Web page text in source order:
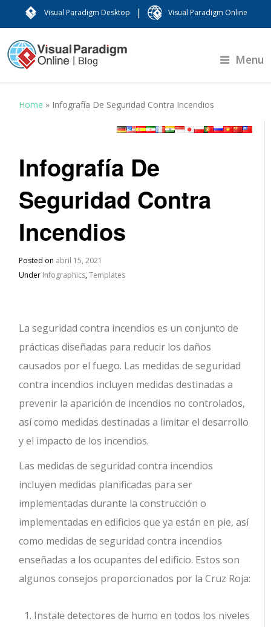
Visual Paradigm Desktop | Visual Paradigm Online
Menu
Home » Infografía De Seguridad Contra Incendios
Infografía De
Seguridad Contra
Incendios
Posted on abril 15, 2021
Under Infographics,Templates
La seguridad contra incendios es un conjunto de
prácticas diseñadas para reducir los daños
causados ​​por el fuego. Las medidas de seguridad
contra incendios incluyen medidas destinadas a
prevenir la aparición de incendios no controlados,
así como medidas destinadas a limitar el desarrollo
y el impacto de los incendios.
Las medidas de seguridad contra incendios
incluyen medidas planificadas para ser
implementadas durante la construcción o
implementadas en edificios que ya están en pie, así
como medidas de seguridad contra incendios
enseñadas a los ocupantes del edificio. Estos son
algunos consejos proporcionados por la Cruz Roja:
Instale detectores de humo en todos los niveles